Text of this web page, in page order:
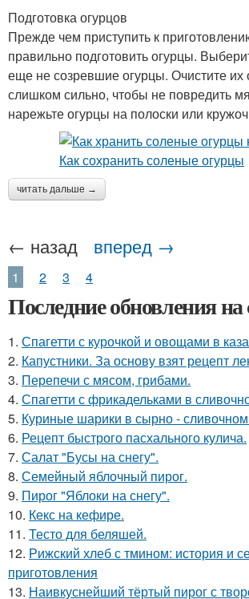
Подготовка огурцов
Прежде чем приступить к
правильно подготовить огурцы.
еще не созревшие огурцы. Очистите их
слишком сильно, чтобы не повредить
нарежьте огурцы на полоски или
читать дальше →
← назад вперед →
1 2 3 4
Последние обновления на
1. Спагетти с курочкой и овощами в
2. Капустники. За основу взят рецепт
3. Перепечи с мясом, грибами.
4. Спагетти с фрикадельками в
5. Куриные шарики в сырно - сливочном
6. Рецепт быстрого пасхального кулича.
7. Салат "Бусы на снегу".
8. Семейный яблочный пирог.
9. Пирог "Яблоки на снегу".
10. Кекс на кефире.
11. Тесто для беляшей.
12. Рижский хлеб с тмином: история и
приготовления
13. Наивкуснейший тёртый пирог с